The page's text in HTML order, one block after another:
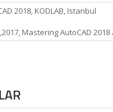
2018, KODLAB, Istanbul
Mastering AutoCAD